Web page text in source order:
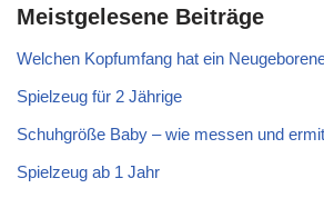
Meistgelesene Beiträge
Welchen Kopfumfang hat ein
Spielzeug für 2 Jährige
Schuhgröße Baby – wie messen und
Spielzeug ab 1 Jahr